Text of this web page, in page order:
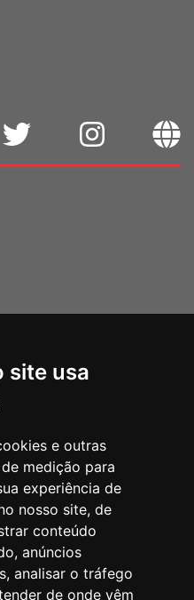
site usa
e outras
medição para
experiência de
nosso site, de
conteúdo
anúncios
analisar o tráfego
de onde vêm